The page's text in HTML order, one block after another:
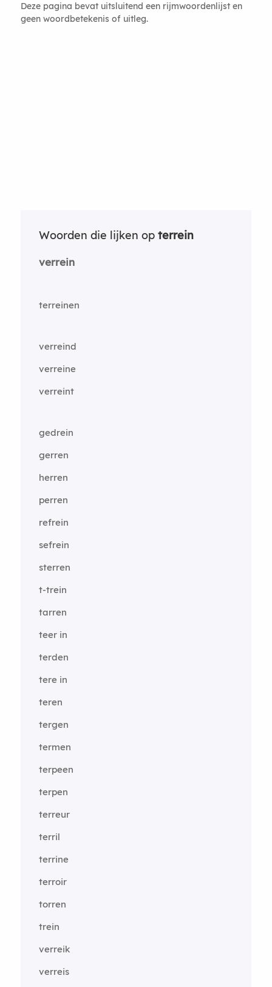
Deze pagina bevat uitsluitend een rijmwoordenlijst en
geen woordbetekenis of uitleg.
Woorden die lijken op terrein
verrein
terreinen
verreind
verreine
verreint
gedrein
gerren
herren
perren
refrein
sefrein
sterren
t-trein
tarren
teer in
terden
tere in
teren
tergen
termen
terpeen
terpen
terreur
terril
terrine
terroir
torren
trein
verreik
verreis